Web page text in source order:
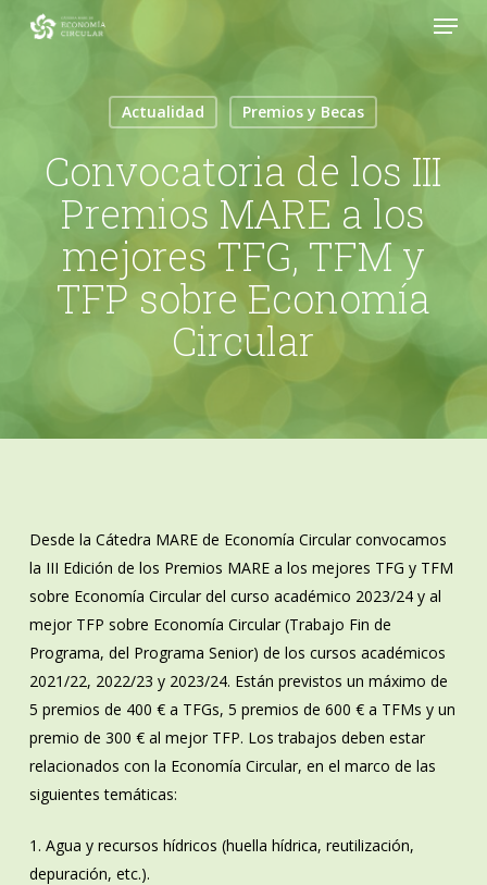
Menu
Actualidad Premios y Becas
Convocatoria de los III
Premios MARE a los
mejores TFG, TFM y
TFP sobre Economía
Circular
Desde la Cátedra MARE de Economía Circular convocamos
la III Edición de los Premios MARE a los mejores TFG y TFM
sobre Economía Circular del curso académico 2023/24 y al
mejor TFP sobre Economía Circular (Trabajo Fin de
Programa, del Programa Senior) de los cursos académicos
2021/22, 2022/23 y 2023/24. Están previstos un máximo de
5 premios de 400 € a TFGs, 5 premios de 600 € a TFMs y un
premio de 300 € al mejor TFP. Los trabajos deben estar
relacionados con la Economía Circular, en el marco de las
siguientes temáticas:
1. Agua y recursos hídricos (huella hídrica, reutilización,
depuración, etc.).